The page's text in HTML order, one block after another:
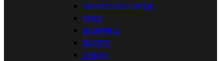
SWAROVSKI OPTIK
ZEISS
BUSHNELL
BURRIS
SHILBA